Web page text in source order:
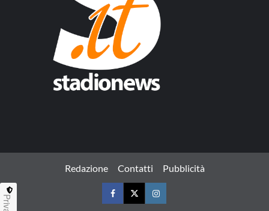
Redazione Contatti Pubblicità
FacebookTwitterInstagram